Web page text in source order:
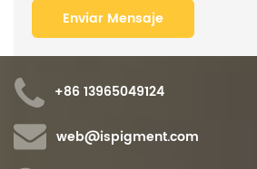
+86 13965049124
web@ispigment.com